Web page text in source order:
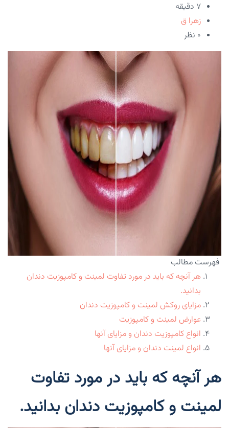
7 دقیقه
زهرا ق
۰ نظر
فهرست مطالب
هر آنچه که باید در مورد تفاوت لمینت و کامپوزیت دندان
بدانید.
مزایای روکش لمینت و کامپوزیت دندان
عوارض لمینت و کامپوزیت
انواع کامپوزیت دندان و مزایای آنها
انواع لمینت دندان و مزایای آنها
هر آنچه که باید در مورد تفاوت
لمینت و کامپوزیت دندان بدانید.